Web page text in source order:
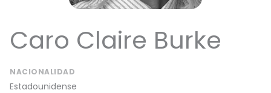
Caro Claire Burke
NACIONALIDAD
Estadounidense